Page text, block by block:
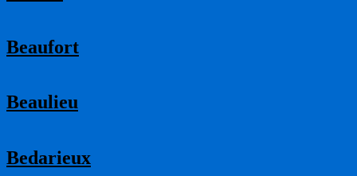
Beaufort
Beaulieu
Bedarieux